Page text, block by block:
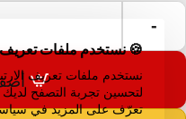
🍪 نستخدم ملفات تعريف
نستخدم ملفات تعريف
لتحسين تجربة التصفح
تعرّف على المزيد في